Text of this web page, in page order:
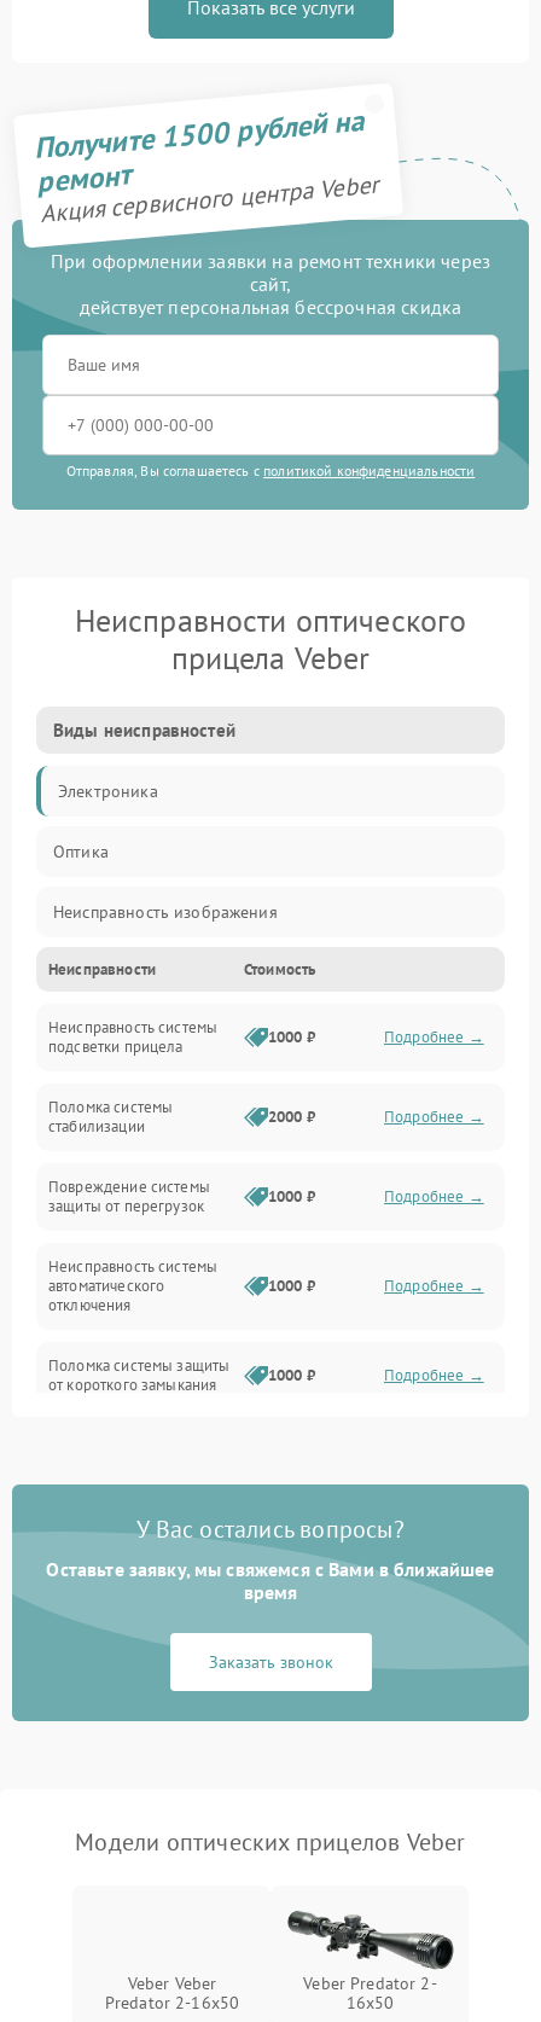
Показать все услуги
Получите 1500 рублей на
ремонт
Акция сервисного центра Veber
При оформлении заявки на ремонт техники через
сайт,
действует персональная бессрочная скидка
Отправляя, Вы соглашаетесь с политикой конфиденциальности
Неисправности оптического
прицела Veber
Виды неисправностей
Электроника
Оптика
Неисправность изображения
Механические повреждения
Неисправность фокусировки и оптики
Электропитание
Механика
Корпус/Герметичность
Неисправности Стоимость
Неисправность системы
подсветки прицела
1000 ₽ Подробнее →
Поломка системы
стабилизации
2000 ₽ Подробнее →
Повреждение системы
защиты от перегрузок
1000 ₽ Подробнее →
Неисправность системы
автоматического
отключения
1000 ₽ Подробнее →
Поломка системы защиты
от короткого замыкания
1000 ₽ Подробнее →
Неисправность системы
перенапряжения
1000 ₽ Подробнее →
Неисправность системы
защиты от замыкания
1000 ₽
защиты от перегрева
У Вас остались вопросы?
Оставьте заявку, мы свяжемся с Вами в ближайшее
время
Заказать звонок
Модели оптических прицелов Veber
Veber Veber
Predator 2-16x50
Veber Predator 2-
16x50